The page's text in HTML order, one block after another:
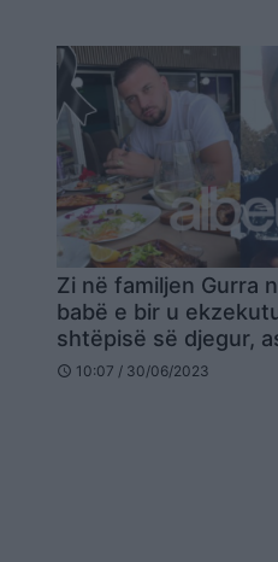
Zi në familjen Gurra
babë e bir u
shtëpisë së djegur,
nga autorët
schedule 10:07 / 30/06/2023